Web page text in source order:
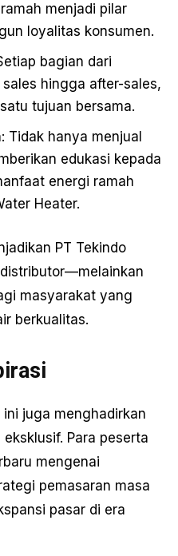
menjadi pilar
loyalitas konsumen.
bagian dari
hingga after-sales,
tujuan bersama.
: Tidak hanya menjual
edukasi kepada
energi ramah
Heater.
PT Tekindo
masyarakat yang
berkualitas.
juga menghadirkan
Para peserta
mengenai
pemasaran masa
pasar di era